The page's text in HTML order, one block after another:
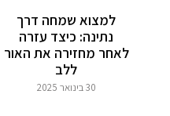
למצוא שמחה דרך
נתינה: כיצד עזרה
לאחר מחזירה את האור
ללב
30 בינואר 2025